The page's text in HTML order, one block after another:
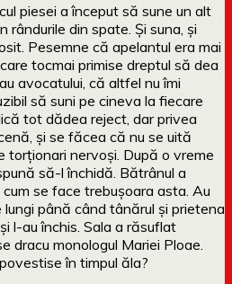
piesei a început să sune un alt
rândurile din spate. Și suna, și
Pesemne că apelantul era mai
tocmai primise dreptul să dea
avocatului, că altfel nu îmi
să suni pe cineva la fiecare
tot dădea reject, dar privea
și se făcea că nu se uită
torționari nervoși. După o vreme
să-l închidă. Bătrânul a
se face trebușoara asta. Au
până când tânărul și prietena
l-au închis. Sala a răsuflat
dracu monologul Mariei Ploae.
în timpul ăla?